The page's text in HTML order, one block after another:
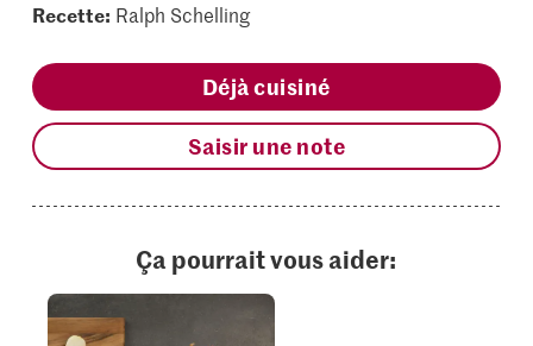
Recette: Ralph Schelling
Déjà cuisiné
Saisir une note
Ça pourrait vous aider: